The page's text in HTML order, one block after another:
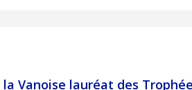
Vanoise lauréat des